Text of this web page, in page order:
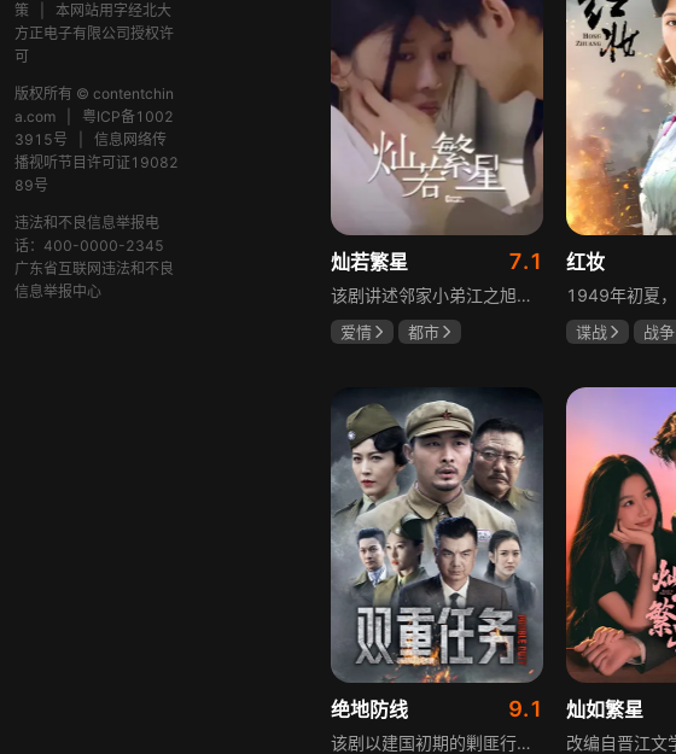
策
本网站用字经北大
方正电子有限公司授权许
可
版权所有 © contentchin
a.com
粤ICP备1002
3915号
信息网络传
播视听节目许可证19082
89号
违法和不良信息举报电
话：400-0000-2345
广东省互联网违法和不良
信息举报中心
灿若繁星 7.1
该剧讲述邻家小弟江之旭留学归来，竟成了夏千星的顶头上司。从小管着江之旭、事事压他一头的夏千星无法接受，两人互不服气，在公司内外明争暗斗。江之旭借职位刁难夏千星，夏千星则用姐姐身份压制他，然而夏千星不知道，江之旭拼尽全力坐上这个位子，就是为了陪在她身边保护她。
爱情
都市
红妆
谍战
战争
绝地防线 9.1
该剧以建国初期的剿匪行动为背景，讲述中国人民解放军西线小分队追击黑山寺国民党残部的故事。小分队在执行任务过程中，严格遵照上级指示，既要完成军事目标，又全力保护沿途百姓的生命财产安全，同时对残部人员采取劝降与救治相结合的策略。最终，小分队成功控制了区域内的疫情，救出了愿意投诚的士兵，圆满完成了剿匪解救任务，展现了解放军的优良作风与使命担当。
灿如繁星